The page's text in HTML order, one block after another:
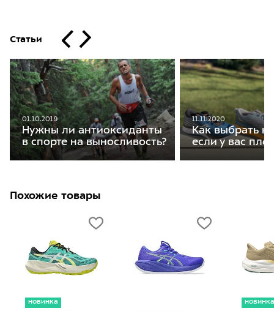
Статьи
01.10.2019
Нужны ли антиоксиданты
в спорте на выносливость?
11.11.2020
Как выбрать
если у вас
Похожие товары
новинка новинка